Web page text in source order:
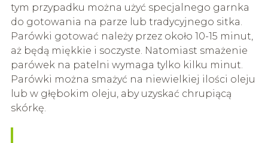
tym przypadku można użyć specjalnego garnka
do gotowania na parze lub tradycyjnego sitka.
Parówki gotować należy przez około 10-15 minut,
aż będą miękkie i soczyste. Natomiast smażenie
parówek na patelni wymaga tylko kilku minut.
Parówki można smażyć na niewielkiej ilości oleju
lub w głębokim oleju, aby uzyskać chrupiącą
skórkę.